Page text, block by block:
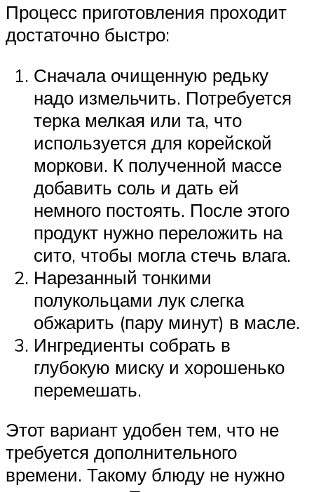
Процесс приготовления проходит
достаточно быстро:
Сначала очищенную редьку
надо измельчить. Потребуется
терка мелкая или та, что
используется для корейской
моркови. К полученной массе
добавить соль и дать ей
немного постоять. После этого
продукт нужно переложить на
сито, чтобы могла стечь влага.
Нарезанный тонкими
полукольцами лук слегка
обжарить (пару минут) в масле.
Ингредиенты собрать в
глубокую миску и хорошенько
перемешать.
Этот вариант удобен тем, что не
требуется дополнительного
времени. Такому блюду не нужно